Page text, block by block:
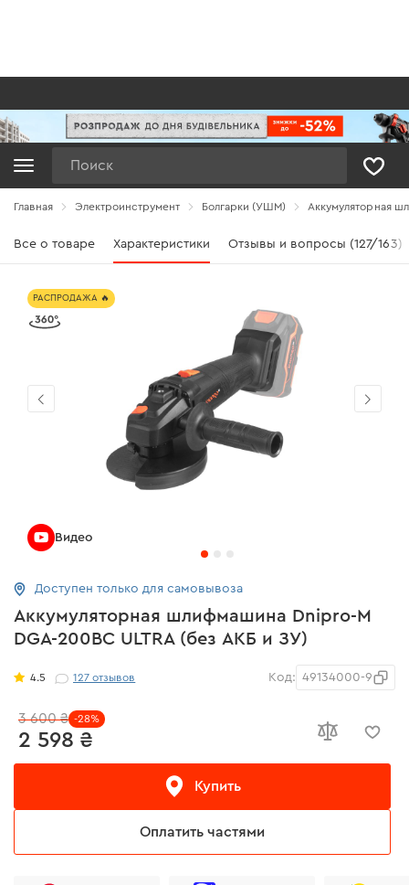
Главная Электроинструмент Болгарки (УШМ) Аккумуляторная
Все о товаре Характеристики Отзывы и вопросы (127/163)
Аккумуляторная шлифмашина Dnipro-M
DGA-200BC ULTRA (без АКБ и ЗУ)
4.5 127отзывов Код: 49134000-9
2 598 ₴
3 600 ₴ -28%
Купить
Оплатить частями
Доступен только для самовывоза
РАСПРОДАЖА 🔥
Видео